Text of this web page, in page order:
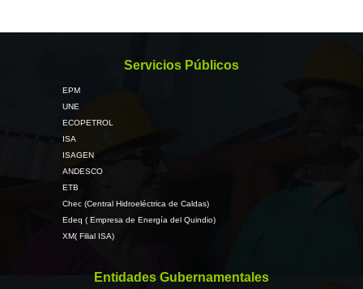
Servicios Públicos
EPM
UNE
ECOPETROL
ISA
ISAGEN
ANDESCO
ETB
Chec (Central Hidroeléctrica de Caldas)
Edeq ( Empresa de Energía del Quindio)
XM( Filial ISA)
Entidades Gubernamentales